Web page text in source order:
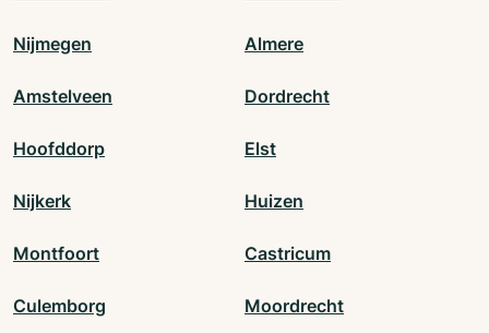
Nijmegen Almere
Amstelveen Dordrecht
Hoofddorp Elst
Nijkerk Huizen
Montfoort Castricum
Culemborg Moordrecht